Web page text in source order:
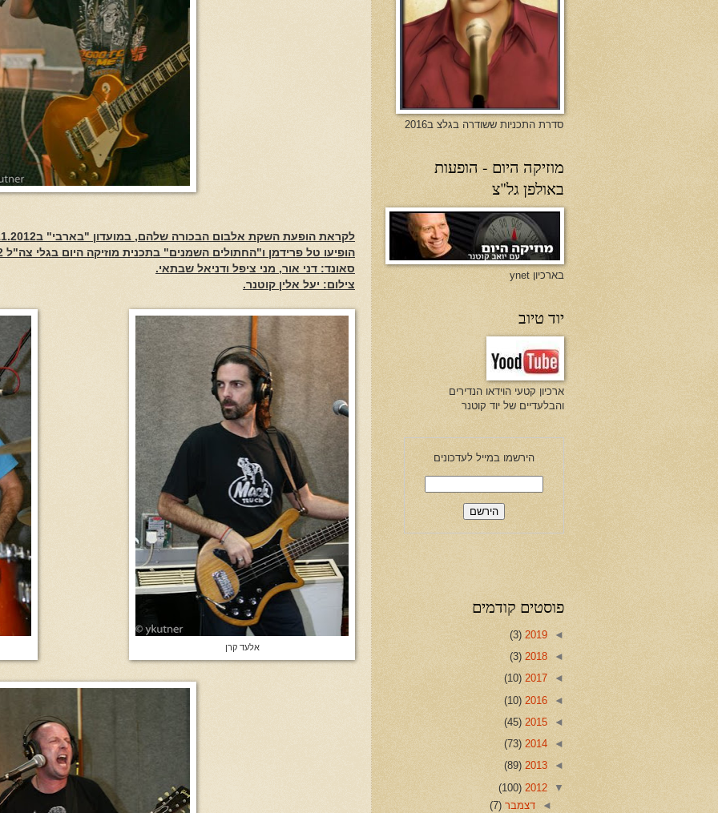
לקראת הופעת השקת אלבום הבכורה שלהם, במועדון "בארבי" ב27.11.2012
הופיעו טל פרידמן ו"החתולים השמנים" בתכנית מוזיקה היום בגלי צה"ל 25.11.12
סאונד: דני אור, מני ציפל ודניאל שבתאי.
צילום: יעל אלין קוטנר.
אלעד קרן
סדרת התכניות ששודרה בגלצ ב2016
מוזיקה היום - הופעות
באולפן גל"צ
בארכיון ynet
יוד טיוב
ארכיון קטעי הוידאו הנדירים
והבלעדיים של יוד קוטנר
הירשמו במייל לעדכונים
פוסטים קודמים
◄
2019
(3)
◄
2018
(3)
◄
2017
(10)
◄
2016
(10)
◄
2015
(45)
◄
2014
(73)
◄
2013
(89)
▼
2012
(100)
◄דצמבר(7)